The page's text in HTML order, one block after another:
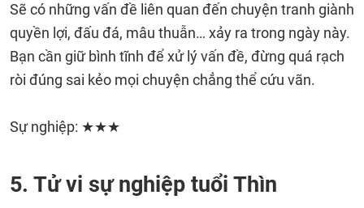
Sẽ có những vấn đề liên quan đến chuyện tranh giành
quyền lợi, đấu đá, mâu thuẫn… xảy ra trong ngày này.
Bạn cần giữ bình tĩnh để xử lý vấn đề, đừng quá rạch
ròi đúng sai kẻo mọi chuyện chẳng thể cứu vãn.
Sự nghiệp: ★★★
5. Tử vi sự nghiệp tuổi Thìn